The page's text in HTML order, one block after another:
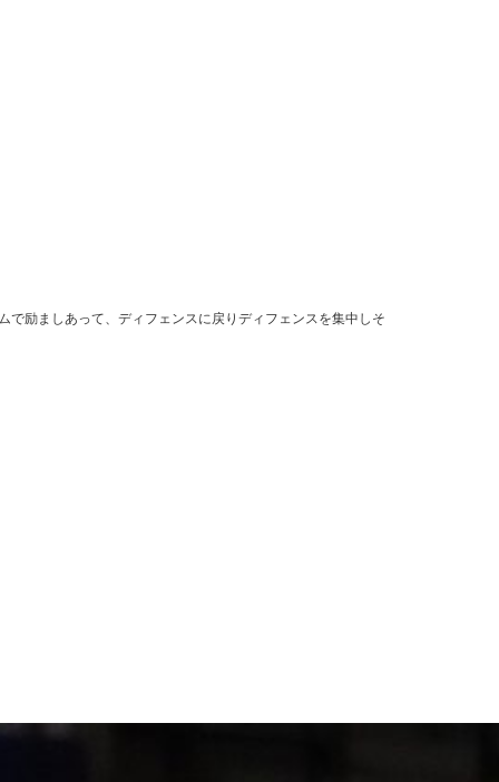
励ましあって、ディフェンスに戻りディフェンスを集中しそ